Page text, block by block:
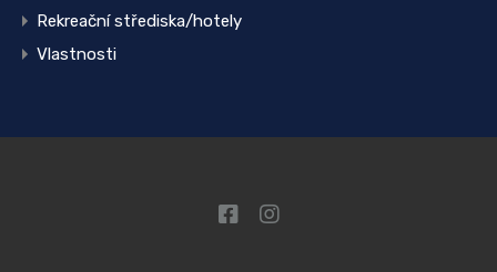
Rekreační střediska/hotely
Vlastnosti